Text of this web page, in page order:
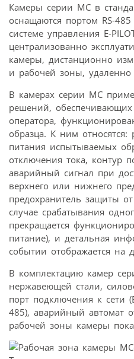
Камеры серии МС в
оснащаются портом RS-
системе управления E-
централизованно
камеры, дистанционно
и рабочей зоны, удаленно
В камерах серии МС
решений, обеспечивающих
оператора,
образца. К ним
питания испытываемых
отключения тока, контур
аварийный сигнал при
верхнего или нижнего
предохранитель защиты
случае срабатывания
прекращается
питание), и детальная
событии отображается на
В комплектацию камер
нержавеющей стали,
порт подключения к сети
485), аварийный автомат
рабочей зоны камеры